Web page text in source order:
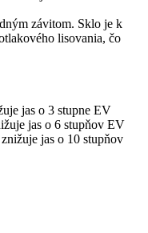
závitom. Sklo je k
lisovania, čo
jas o 3 stupne EV
jas o 6 stupňov EV
jas o 10 stupňov